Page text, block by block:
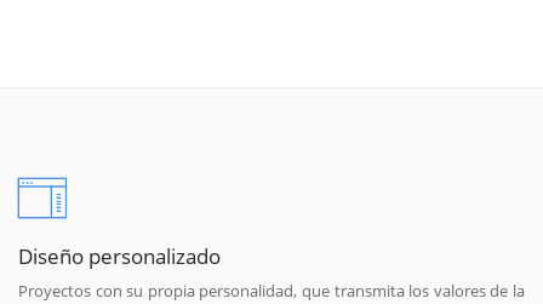
Diseño personalizado
Proyectos con su propia personalidad, que transmita los valores de la